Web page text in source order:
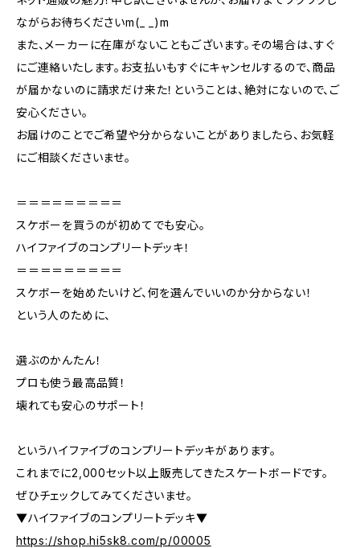
ながらお待ちくださいm(_ _)m
また、メーカーに在庫がないこともございます。その場合は、すぐ
にご連絡いたします。お支払いもすぐにキャンセルするので、商品
が届かないのに請求だけ来た！ということは、絶対にないので、ご
安心ください。
お届けのことでご希望や分からないことがありましたら、お気軽
にご相談くださいませ。
＝＝＝＝＝＝＝＝＝
スケボーを買うのが初めてでも安心。
ハイファイブのコンプリートデッキ！
＝＝＝＝＝＝＝＝＝
スケボーを始めたいけど、何を選んでいいのか分からない！
という人のために、
選ぶのかんたん！
プロも使う最高品質！
壊れても安心のサポート！
というハイファイブのコンプリートデッキがあります。
これまでに2,000セット以上販売してきたスケートボードです。
ぜひチェックしてみてくださいませ。
▼ハイファイブのコンプリートデッキ▼
https://shop.hi5sk8.com/p/00005